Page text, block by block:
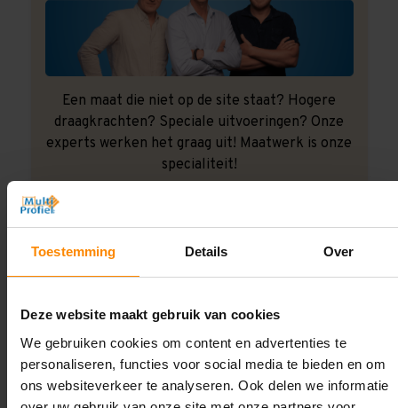
Toestemming Details Over
Deze website maakt gebruik van cookies
We gebruiken cookies om content en advertenties te
personaliseren, functies voor social media te bieden en om
ons websiteverkeer te analyseren. Ook delen we informatie
Een maat die niet op de site staat? Hogere
draagkrachten? Speciale uitvoeringen? Onze
experts werken het graag uit! Maatwerk is onze
specialiteit!
Montage uitbesteden?
Laat ons het doen!